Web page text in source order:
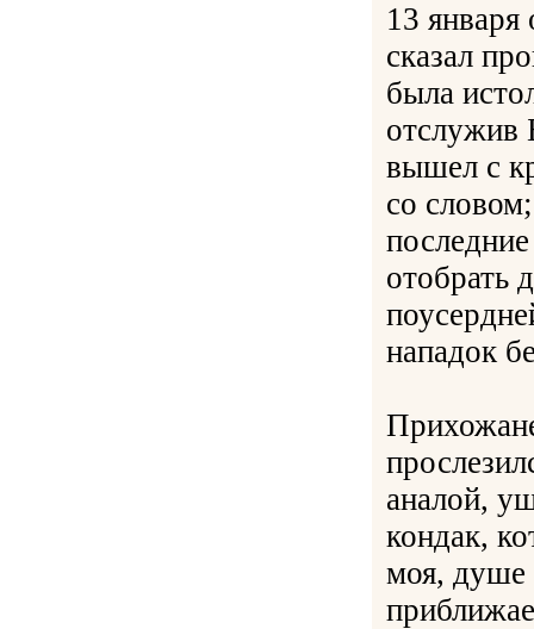
13
сказал
была
отслужив
вышел с
со
отобрать
нападок
аналой,
кондак,
моя, душе